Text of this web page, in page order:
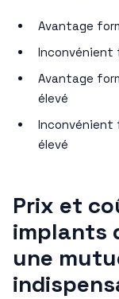
Avantage
Inconvénient
Avantage
élevé
Inconvénient
élevé
Prix et
implants
une